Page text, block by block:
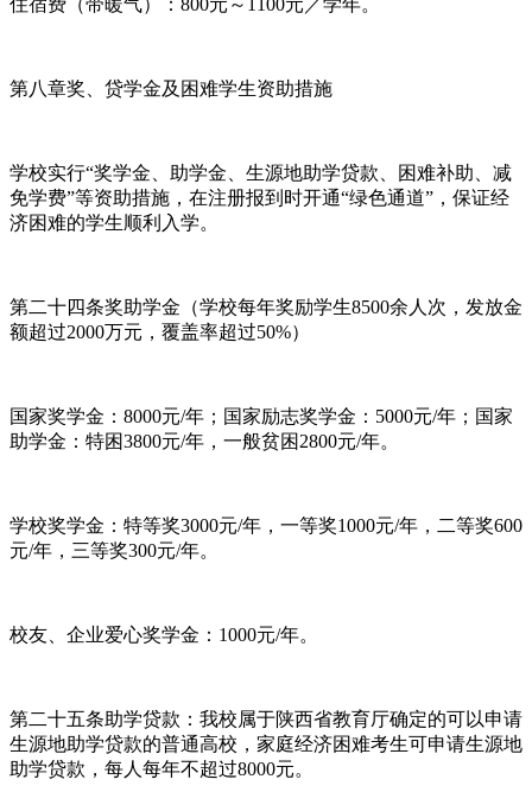
住宿费（带暖气）：800元～1100元／学年。
第八章奖、贷学金及困难学生资助措施
学校实行“奖学金、助学金、生源地助学贷款、困难补助、减
免学费”等资助措施，在注册报到时开通“绿色通道”，保证经
济困难的学生顺利入学。
第二十四条奖助学金（学校每年奖励学生8500余人次，发放金
额超过2000万元，覆盖率超过50%）
国家奖学金：8000元/年；国家励志奖学金：5000元/年；国家
助学金：特困3800元/年，一般贫困2800元/年。
学校奖学金：特等奖3000元/年，一等奖1000元/年，二等奖600
元/年，三等奖300元/年。
校友、企业爱心奖学金：1000元/年。
第二十五条助学贷款：我校属于陕西省教育厅确定的可以申请
生源地助学贷款的普通高校，家庭经济困难考生可申请生源地
助学贷款，每人每年不超过8000元。